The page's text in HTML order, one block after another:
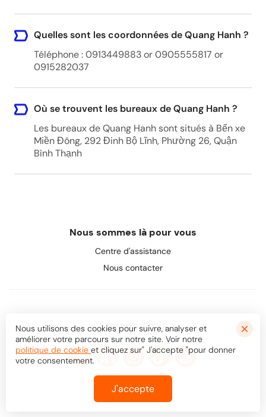
Quelles sont les coordonnées de Quang Hanh ?
Téléphone : 0913449883 or 0905555817 or
0915282037
Où se trouvent les bureaux de Quang Hanh ?
Les bureaux de Quang Hanh sont situés à Bến xe
Miền Đông, 292 Đinh Bộ Lĩnh, Phường 26, Quận
Bình Thạnh
Nous sommes là pour vous
Centre d'assistance
Nous contacter
Soyons amis
© Bookaway2026
Nous utilisons des cookies pour suivre, analyser et
améliorer votre parcours sur notre site. Voir notre
politique de cookie et cliquez sur" J'accepte "pour donner
votre consentement.
J'accepte